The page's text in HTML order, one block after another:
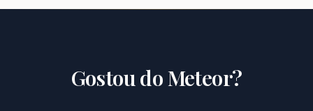
Gostou doMeteor?